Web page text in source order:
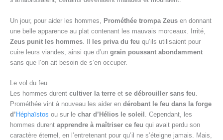
Un jour, pour aider les hommes, Prométhée trompa Zeus en donnant
une belle apparence au plat contenant les mauvais morceaux. Irrité,
Zeus punit les hommes . Il les priva du feu qu’ils utilisaient pour
cuire leurs viandes, ainsi que d’un grain poussant abondamment
sans que l’on ait besoin de s’en occuper.
Le vol du feu
Les hommes durent cultiver la terre et se débrouiller sans feu.
Prométhée vint à nouveau les aider en dérobant le feu dans la forge
d’ Héphaïstos ou sur le char d’Hélios le soleil . Cependant, les
hommes durent apprendre à maîtriser ce feu qui avait perdu son
caractère éternel, en l’entretenant pour qu’il ne s’éteigne jamais. Mais,